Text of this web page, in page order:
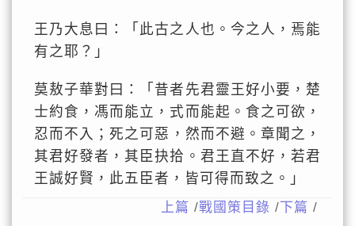
王乃大息曰：「此古之人也。今之人，焉能
有之耶？」
莫敖子華對曰：「昔者先君靈王好小要，楚
士約食，馮而能立，式而能起。食之可欲，
忍而不入；死之可惡，然而不避。章聞之，
其君好發者，其臣抉拾。君王直不好，若君
王誠好賢，此五臣者，皆可得而致之。」
上篇 /戰國策目錄 /下篇 /